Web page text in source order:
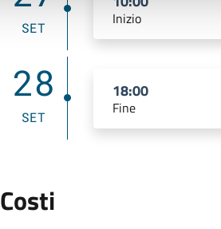
SET Inizio
28
SET
18:00
Fine
Costi